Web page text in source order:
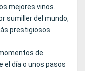
mejores vinos.
sumiller del mundo,
prestigiosos.
de
el día o unos pasos